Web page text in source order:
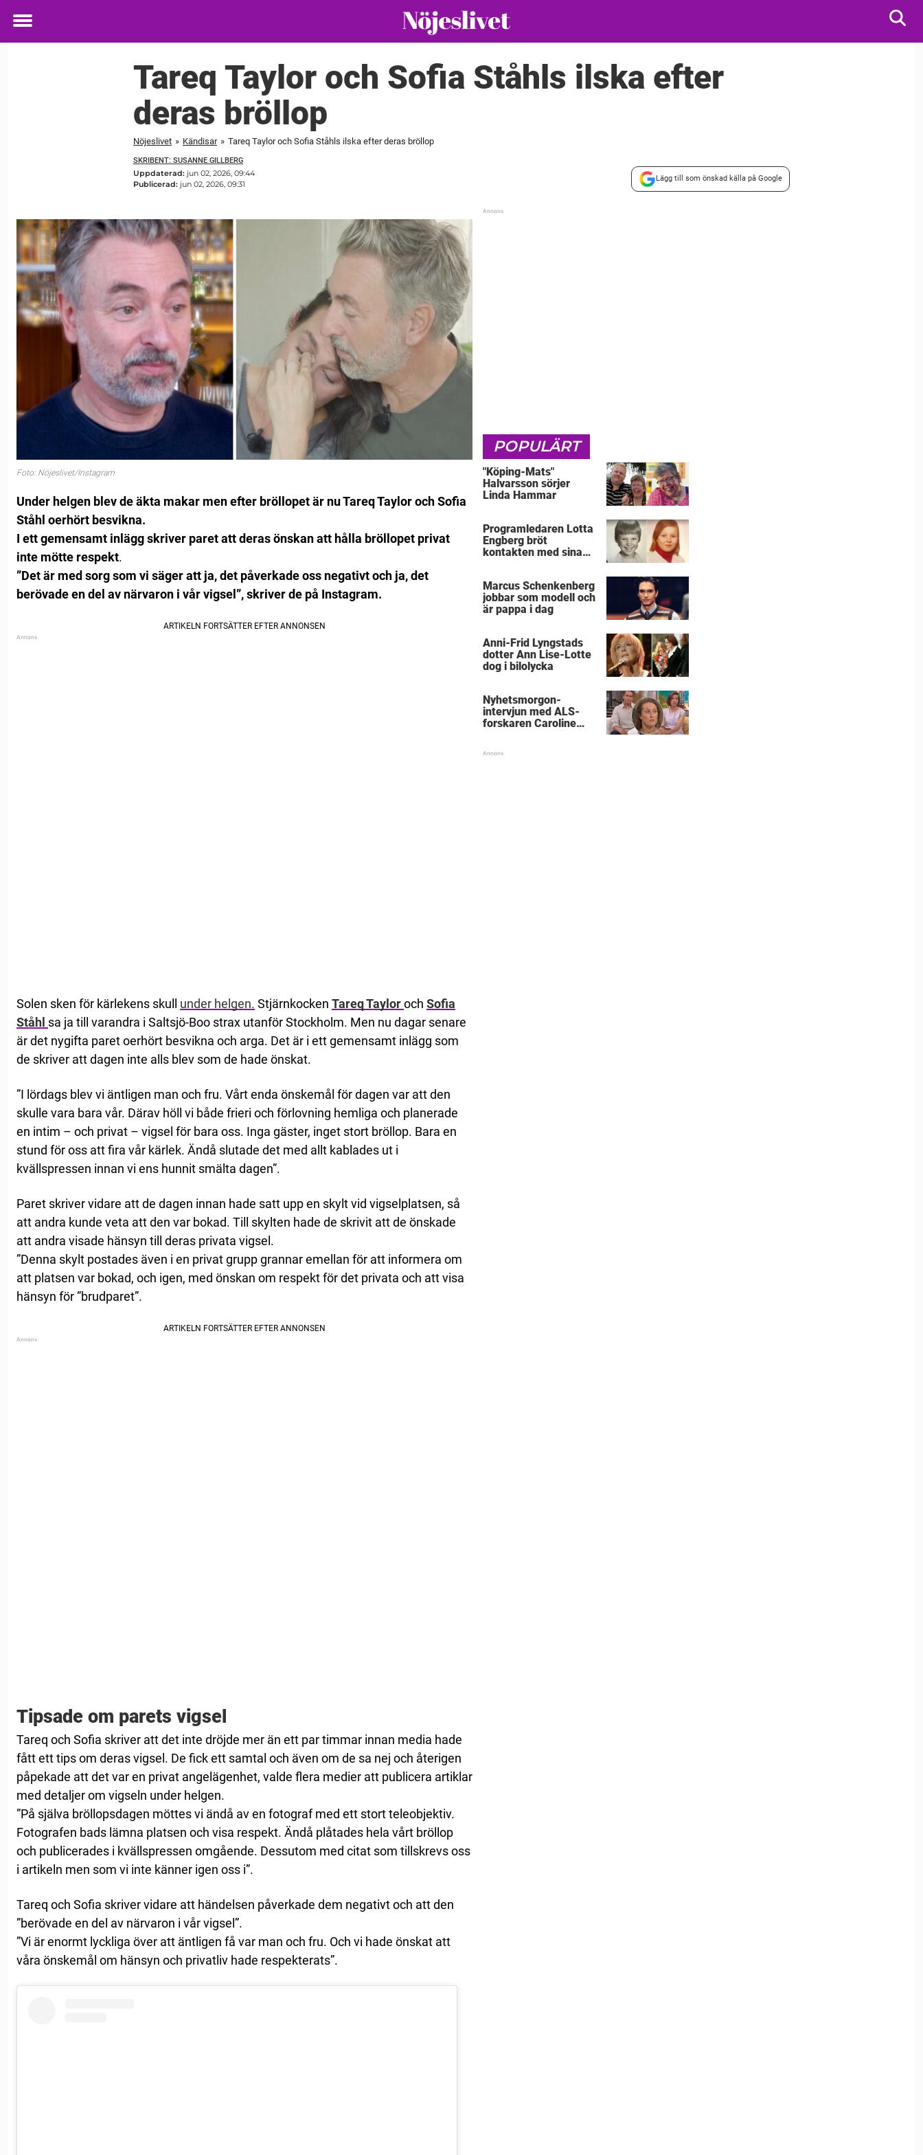
Toggle
Tareq Taylor och Sofia Ståhls ilska efter
deras bröllop
Nöjeslivet » Kändisar » Tareq Taylor och Sofia Ståhls ilska efter deras bröllop
SKRIBENT: SUSANNE GILLBERG
Uppdaterad: jun 02, 2026, 09:44
Publicerad: jun 02, 2026, 09:31
Lägg till som önskad källa på Google
Foto: Nöjeslivet/Instagram
Under helgen blev de äkta makar men efter bröllopet är nu Tareq Taylor och Sofia
Ståhl oerhört besvikna.
I ett gemensamt inlägg skriver paret att deras önskan att hålla bröllopet privat
inte mötte respekt.
”Det är med sorg som vi säger att ja, det påverkade oss negativt och ja, det
berövade en del av närvaron i vår vigsel”, skriver de på Instagram.
Solen sken för kärlekens skull under helgen. Stjärnkocken Tareq Tayloroch Sofia
Ståhl sa ja till varandra i Saltsjö-Boo strax utanför Stockholm. Men nu dagar senare
är det nygifta paret oerhört besvikna och arga. Det är i ett gemensamt inlägg som
de skriver att dagen inte alls blev som de hade önskat.
”I lördags blev vi äntligen man och fru. Vårt enda önskemål för dagen var att den
skulle vara bara vår. Därav höll vi både frieri och förlovning hemliga och planerade
en intim – och privat – vigsel för bara oss. Inga gäster, inget stort bröllop. Bara en
stund för oss att fira vår kärlek. Ändå slutade det med allt kablades ut i
kvällspressen innan vi ens hunnit smälta dagen”.
Paret skriver vidare att de dagen innan hade satt upp en skylt vid vigselplatsen, så
att andra kunde veta att den var bokad. Till skylten hade de skrivit att de önskade
att andra visade hänsyn till deras privata vigsel.
”Denna skylt postades även i en privat grupp grannar emellan för att informera om
att platsen var bokad, och igen, med önskan om respekt för det privata och att visa
hänsyn för ”brudparet”.
Tipsade om parets vigsel
Tareq och Sofia skriver att det inte dröjde mer än ett par timmar innan media hade
fått ett tips om deras vigsel. De fick ett samtal och även om de sa nej och återigen
påpekade att det var en privat angelägenhet, valde flera medier att publicera artiklar
med detaljer om vigseln under helgen.
”På själva bröllopsdagen möttes vi ändå av en fotograf med ett stort teleobjektiv.
Fotografen bads lämna platsen och visa respekt. Ändå plåtades hela vårt bröllop
och publicerades i kvällspressen omgående. Dessutom med citat som tillskrevs oss
i artikeln men som vi inte känner igen oss i”.
Tareq och Sofia skriver vidare att händelsen påverkade dem negativt och att den
”berövade en del av närvaron i vår vigsel”.
”Vi är enormt lyckliga över att äntligen få var man och fru. Och vi hade önskat att
våra önskemål om hänsyn och privatliv hade respekterats”.
POPULÄRT
"Köping-Mats"
Halvarsson sörjer
Linda Hammar
Programledaren Lotta
Engberg bröt
kontakten med sina
Marcus Schenkenberg
jobbar som modell och
är pappa i dag
Anni-Frid Lyngstads
dotter Ann Lise-Lotte
dog i bilolycka
Nyhetsmorgon-
intervjun med ALS-
forskaren Caroline